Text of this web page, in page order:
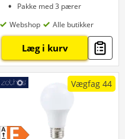
Pakke med 3 pærer
Webshop Alle butikker
Læg i kurv
Vægfag 44